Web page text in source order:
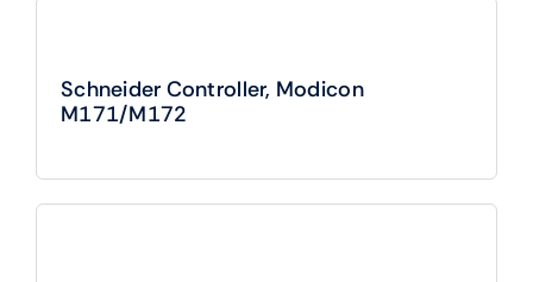
Schneider Controller, Modicon
M171/M172